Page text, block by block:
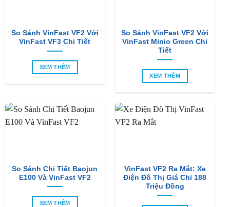
So Sánh VinFast VF2 Với
VinFast VF3 Chi Tiết
XEM THÊM
So Sánh VinFast VF2 Với
VinFast Minio Green Chi
Tiết
XEM THÊM
So Sánh Chi Tiết Baojun
E100 Và VinFast VF2
XEM THÊM
VinFast VF2 Ra Mắt: Xe
Điện Đô Thị Giá Chỉ 188
Triệu Đồng